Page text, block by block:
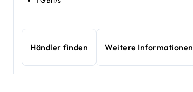
Händler finden Weitere Informationen